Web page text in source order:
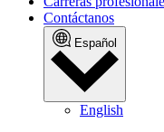
Contáctanos
Español
English